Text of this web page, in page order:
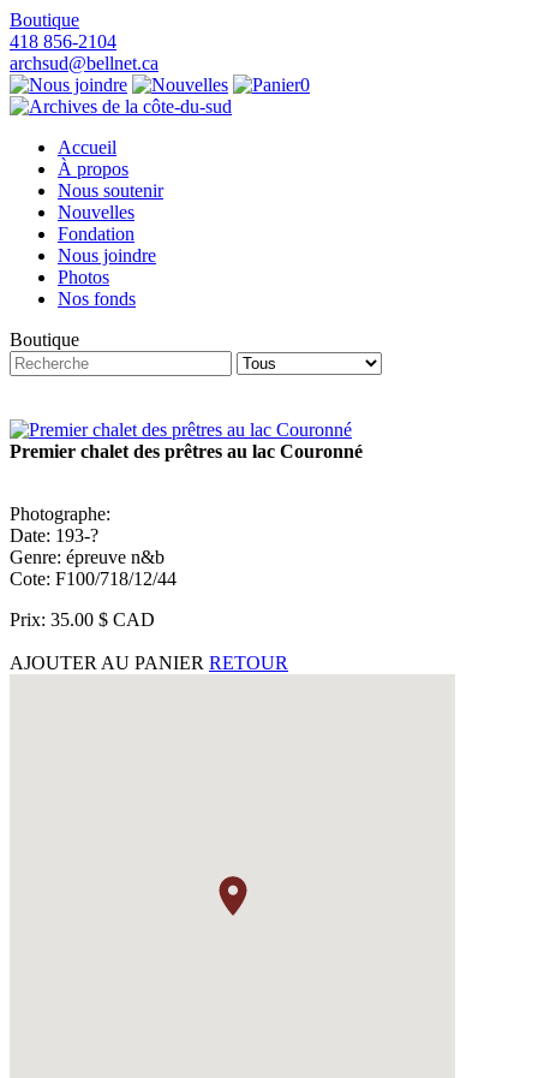
Boutique
418 856-2104
archsud@bellnet.ca
0
Accueil
À propos
Nous soutenir
Nouvelles
Fondation
Nous joindre
Photos
Nos fonds
Boutique
Premier chalet des prêtres au lac Couronné
Photographe:
Date: 193-?
Genre: épreuve n&b
Cote: F100/718/12/44
Prix: 35.00 $ CAD
AJOUTER AU PANIER RETOUR